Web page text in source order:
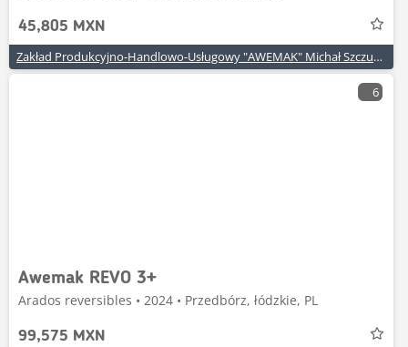
45,805 MXN
Zakład Produkcyjno-Handlowo-Usługowy "AWEMAK" Michał Szczuraszek
6
Awemak REVO 3+
Arados reversibles • 2024 • Przedbórz, łódzkie, PL
99,575 MXN